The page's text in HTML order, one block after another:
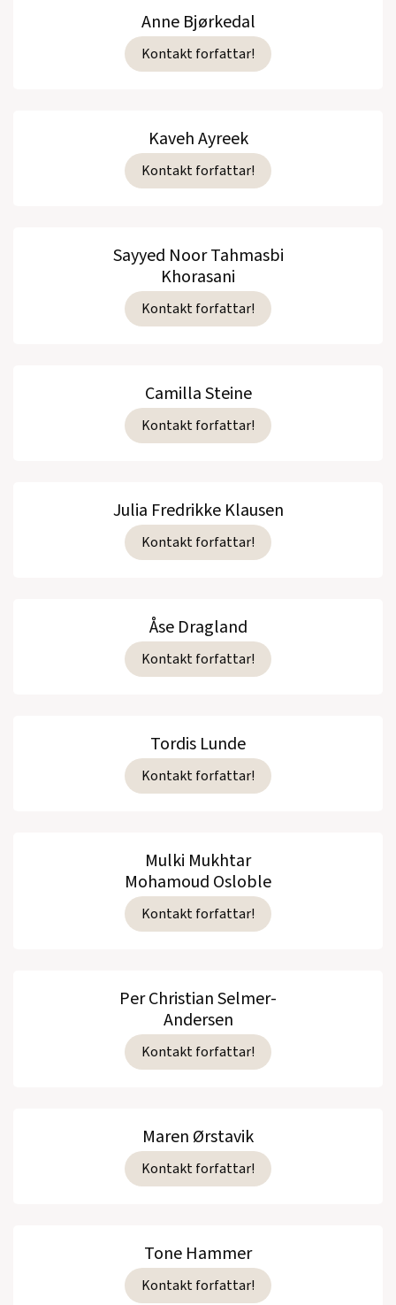
Anne Bjørkedal
Kontakt forfattar!
Kaveh Ayreek
Kontakt forfattar!
Sayyed Noor Tahmasbi
Khorasani
Kontakt forfattar!
Camilla Steine
Kontakt forfattar!
Julia Fredrikke Klausen
Kontakt forfattar!
Åse Dragland
Kontakt forfattar!
Tordis Lunde
Kontakt forfattar!
Mulki Mukhtar
Mohamoud Osloble
Kontakt forfattar!
Per Christian Selmer-
Andersen
Kontakt forfattar!
Maren Ørstavik
Kontakt forfattar!
Tone Hammer
Kontakt forfattar!